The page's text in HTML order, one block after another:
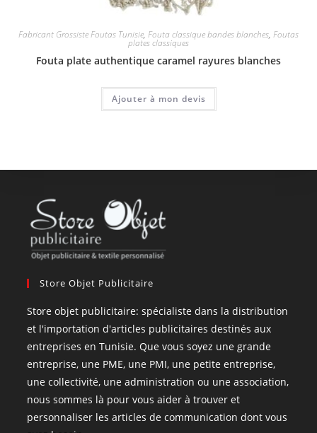
Fabricant Grossiste Foutas Tunisie, Fouta classique bandes blanches, Foutas
plates classiques
Fouta plate authentique caramel rayures blanches
Ajouter à mon devis
Store Objet Publicitaire
Store objet publicitaire: spécialiste dans la distribution
et l'importation d'articles publicitaires destinés aux
entreprises en Tunisie. Que vous soyez une grande
entreprise, une PME, une PMI, une petite entreprise,
une collectivité, une administration ou une association,
nous sommes là pour vous aider à trouver et
personnaliser les articles de communication dont vous